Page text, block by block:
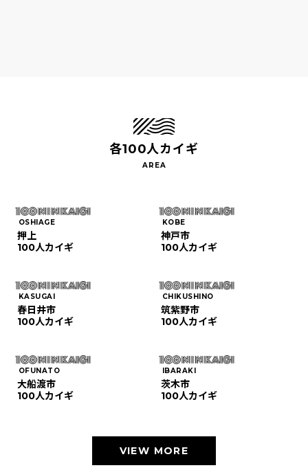
各100人カイギ
OSHIAGE
押上
100人カイギ
KOBE
神戸市
100人カイギ
KASUGAI
春日井市
100人カイギ
CHIKUSHINO
筑紫野市
100人カイギ
OFUNATO
大船渡市
100人カイギ
IBARAKI
茨木市
100人カイギ
VIEW MORE